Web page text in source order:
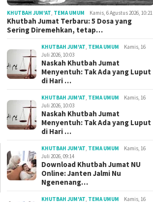
KHUTBAH JUM'AT, TEMA UMUM Kamis, 6 Agustus 2026, 10:21
Khutbah Jumat Terbaru: 5 Dosa yang
Sering Diremehkan, tetap…
KHUTBAH JUM'AT, TEMA UMUM
Kamis, 16
Juli 2026, 10:03
Naskah Khutbah Jumat
Menyentuh: Tak Ada yang Luput
di Hari …
KHUTBAH JUM'AT, TEMA UMUM
Kamis, 16
Juli 2026, 10:03
Naskah Khutbah Jumat
Menyentuh: Tak Ada yang Luput
di Hari …
KHUTBAH JUM'AT, TEMA UMUM
Kamis, 16
Juli 2026, 09:14
Download Khutbah Jumat NU
Online: Janten Jalmi Nu
Ngenenang…
KHUTBAH JUM'AT, TEMA UMUM
Kamis, 16